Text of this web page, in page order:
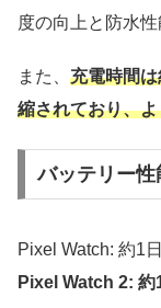
度の向上と防水性
また、 充電時間
縮されており、
バッテリー性
Pixel Watch: 約1日
Pixel Watch 2: 約